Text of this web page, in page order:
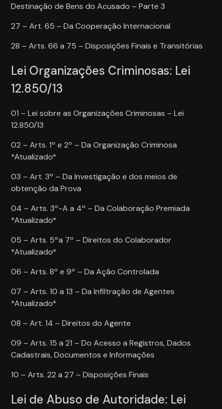
Destinação de Bens do Acusado – Parte 3
27 – Art. 65 – Da Cooperação Internacional
28 – Arts. 66 a 75 – Disposições Finais e Transitórias
Lei Organizações Criminosas: Lei
12.850/13
01 – Lei sobre as Organizações Criminosas – Lei
12.850/13
02 – Arts. 1º e 2º – Da Organização Criminosa
*Atualizado*
03 – Art. 3º – Da Investigação e dos meios de
obtenção da Prova
04 – Arts. 3º-A a 4º – Da Colaboração Premiada
*Atualizado*
05 – Arts. 5ºa 7º – Direitos do Colaborador
*Atualizado*
06 – Arts. 8º e 9º – Da Ação Controlada
07 – Arts. 10 a 13 – Da Infiltração de Agentes
*Atualizado*
08 – Art. 14 – Direitos do Agente
09 – Arts. 15 a 21 – Do Acesso a Registros, Dados
Cadastrais, Documentos e Informações
10 – Arts. 22 a 27 – Disposições Finais
Lei de Abuso de Autoridade: Lei